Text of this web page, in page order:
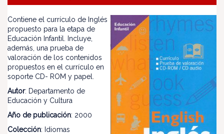
Contiene el currículo de Inglés
propuesto para la etapa de
Educación Infantil. Incluye,
además, una prueba de
valoración de los contenidos
propuestos en el currículo en
soporte CD- ROM y papel.
Autor: Departamento de
Educación y Cultura
Año de publicación: 2000
Colección: Idiomas